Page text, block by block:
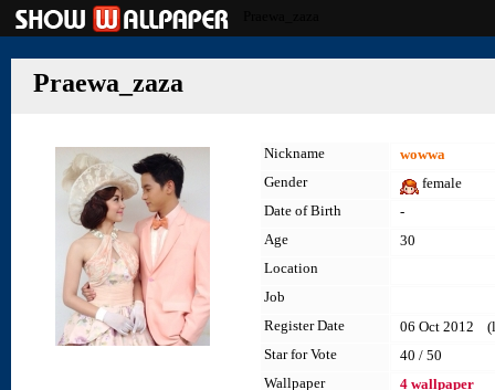
Praewa_zaza
Nickname
wowwa
Gender
female
Date of Birth
-
Age
30
Location
Job
Register Date
06 Oct 2012
Star for Vote
40 / 50
Wallpaper
4 wallpaper